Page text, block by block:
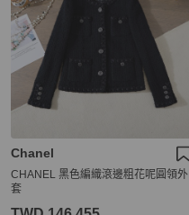
Chanel
CHANEL 黑色編織滾邊粗花呢圓領外
套